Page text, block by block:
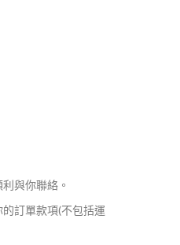
與你聯絡。
訂單款項(不包括運